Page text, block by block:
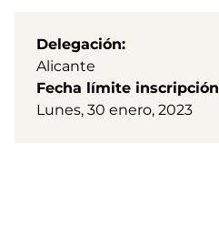
Delegación
Alicante
Fecha límite inscripción
Lunes, 30 enero, 2023